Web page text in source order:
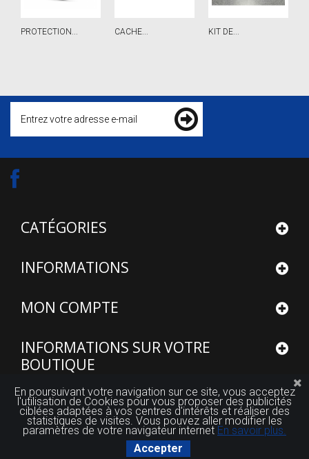
PROTECTION... CACHE... KIT DE...
CATÉGORIES
INFORMATIONS
© 2015 - 2026 Site réalisé par FUTUROSOFT™
MON COMPTE
INFORMATIONS SUR VOTRE
BOUTIQUE
En poursuivant votre navigation sur ce site, vous acceptez
l'utilisation de Cookies pour vous proposer des publicités
ciblées adaptées à vos centres d'intérêts et réaliser des
statistiques de visites. Vous pouvez aller modifier les
paramètres de votre navigateur internet En savoir plus.
Accepter